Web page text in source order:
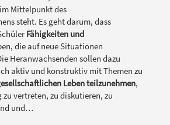
Mittelpunkt des
steht. Es geht darum, dass
Fähigkeiten und
die auf neue Situationen
Heranwachsenden sollen dazu
aktiv und konstruktiv mit Themen zu
Leben teilzunehmen,
zu vertreten, zu diskutieren, zu
und…